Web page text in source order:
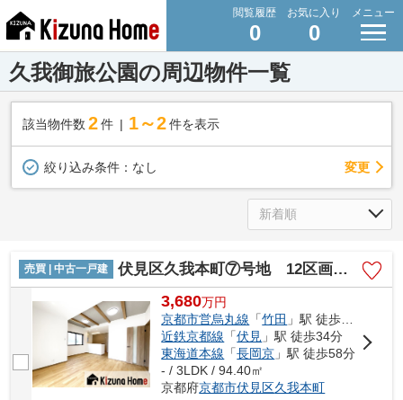
閲覧履歴
0
お気に入り
0
メニュー
久我御旅公園の周辺物件一覧
該当物件数 2件 1～2 件を表示
絞り込み条件： なし 変更
売買 | 中古一戸建 伏見区久我本町⑦号地 12区画 築後未入戸建
3,680万円
京都市営烏丸線 「竹田 」駅 徒歩37分
近鉄京都線 「伏見 」駅 徒歩34分
東海道本線 「長岡京 」駅 徒歩58分
- / 3LDK / 94.40㎡
京都府京都市伏見区久我本町